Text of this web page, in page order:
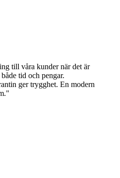
till våra kunder när det är
tid och pengar.
ger trygghet. En modern
"